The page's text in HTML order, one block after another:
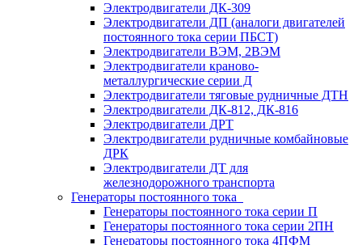
Электродвигатели ДК-309
Электродвигатели ДП (аналоги двигателей
постоянного тока серии ПБСТ)
Электродвигатели ВЭМ, 2ВЭМ
Электродвигатели краново-
металлургические серии Д
Электродвигатели тяговые рудничные ДТН
Электродвигатели ДК-812, ДК-816
Электродвигатели ДРТ
Электродвигатели рудничные комбайновые
ДРК
Электродвигатели ДТ для
железнодорожного транспорта
Генераторы постоянного тока
Генераторы постоянного тока серии П
Генераторы постоянного тока серии 2ПН
Генераторы постоянного тока 4ПФМ